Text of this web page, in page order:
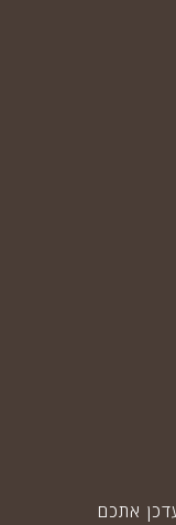
אתכם